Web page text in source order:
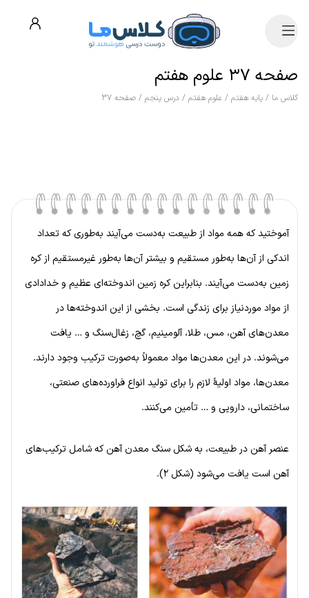
صفحه ۳۷ علوم هفتم
کلاس ما / پایه هفتم / علوم هفتم / درس پنجم / صفحه ۳۷
آموختید که همه مواد از طبیعت به‌دست می‌آیند به‌طوری که تعداد
اندکی از آن‌ها به‌طور مستقیم و بیشتر آن‌ها به‌طور غیرمستقیم از کره
زمین به‌دست می‌آیند. بنابراین کره زمین اندوخته‌ای عظیم و خدادادی
از مواد موردنیاز برای زندگی است. بخشی از این اندوخته‌ها در
معدن‌های آهن، مس، طلا، آلومینیم، گچ، زغال‌سنگ و … یافت
می‌شوند. در این معدن‌ها مواد معمولاً به‌صورت ترکیب وجود دارند.
معدن‌ها، مواد اولیهٔ لازم را برای تولید انواع فراورده‌های صنعتی،
ساختمانی، دارویی و … تأمین می‌کنند.
عنصر آهن در طبیعت، به شکل سنگ معدن آهن که شامل ترکیب‌های
آهن است یافت می‌شود (شکل ۲).